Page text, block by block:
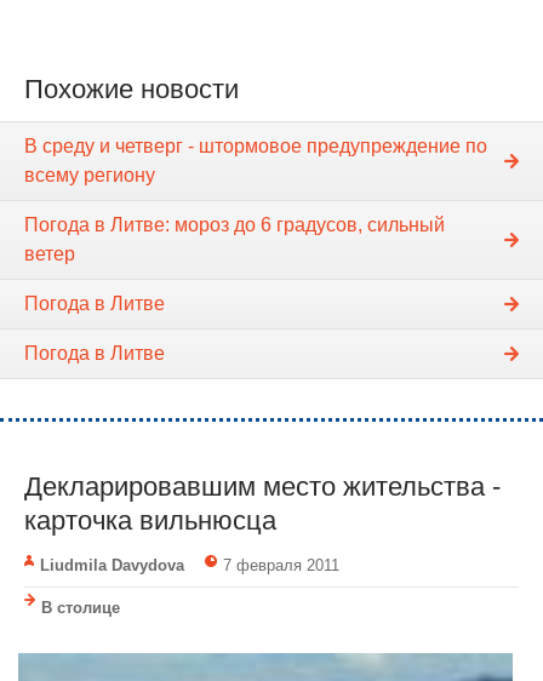
Похожие новости
В среду и четверг - штормовое предупреждение по
всему региону
Погода в Литве: мороз до 6 градусов, сильный
ветер
Погода в Литве
Погода в Литве
Декларировавшим место жительства -
карточка вильнюсца
Liudmila Davydova 7 февраля 2011
В столице